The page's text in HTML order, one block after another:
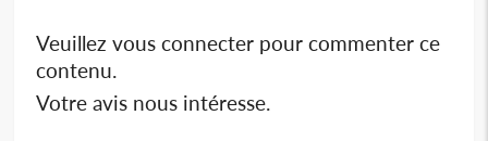
Veuillez vous connecter pour commenter ce
contenu.
Votre avis nous intéresse.